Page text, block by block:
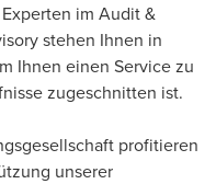
im Audit &
stehen Ihnen in
Ihnen einen Service zu
zugeschnitten ist.
profitieren
unserer